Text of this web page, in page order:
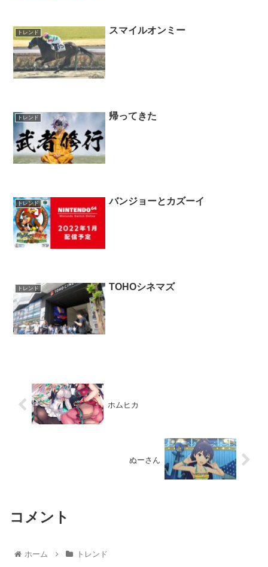
トレンド スマイルオンミー
トレンド 帰ってきた
トレンド バンジョーとカズーイ
トレンド TOHOシネマズ
ホムヒカ
ぬーさん
コメント
ホーム トレンド